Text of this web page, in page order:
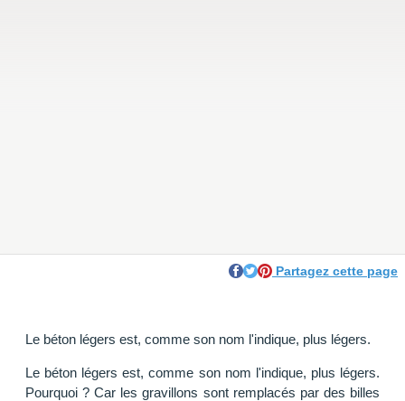
Partagez cette page
Le béton légers est, comme son nom l'indique, plus légers.
Le béton légers est, comme son nom l'indique, plus légers.
Pourquoi ? Car les gravillons sont remplacés par des billes